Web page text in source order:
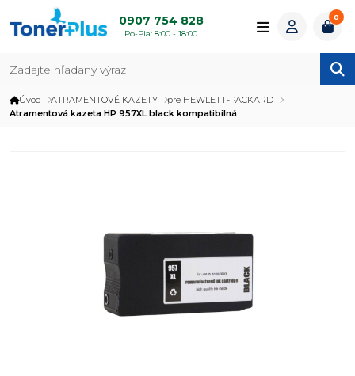
0907 754 828
Po-Pia: 8:00 - 18:00
0
Úvod ATRAMENTOVÉ KAZETY
pre HEWLETT-PACKARD
Atramentová kazeta HP 957XL black kompatibilná